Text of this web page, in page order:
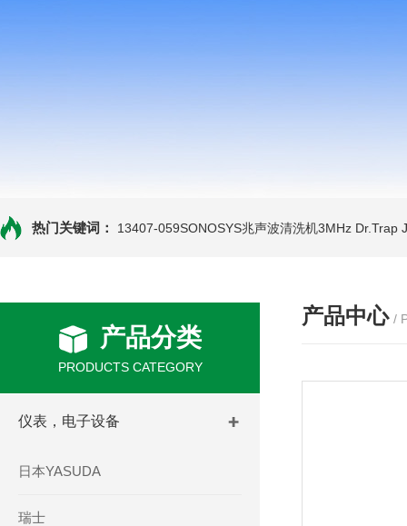
热门关键词： 13407-059SONOSYS兆声波清洗机3MHz Dr.Trap
产品分类
PRODUCTS CATEGORY
仪表，电子设备
日本YASUDA
瑞士
产品中心 /